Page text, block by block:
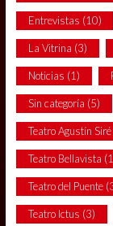
Entrevistas (10)
La Vitrina (3)
Noticias (1)
Sin categoría (5)
Teatro Agustín Siré
Teatro Bellavista
Teatro del Puente
Teatro Ictus (3)